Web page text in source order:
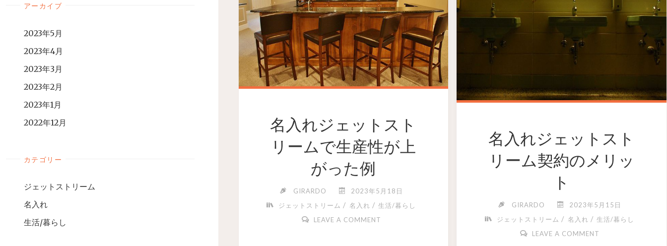
アーカイブ
2023年5月
2023年4月
2023年3月
2023年2月
2023年1月
2022年12月
カテゴリー
ジェットストリーム
名入れ
生活/暮らし
名入れジェットスト
リームで生産性が上
がった例
GIRARDO
2023年5月18日
ジェットストリーム / 名入れ / 生活/暮らし
LEAVE A COMMENT
名入れジェットスト
リーム契約のメリッ
ト
GIRARDO
2023年5月15日
ジェットストリーム / 名入れ / 生活/暮らし
LEAVE A COMMENT